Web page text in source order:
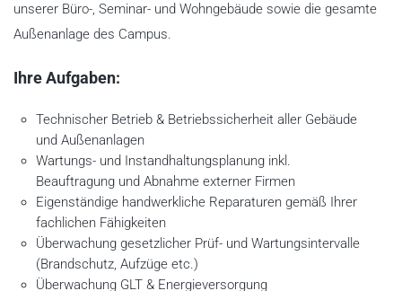
unserer Büro-, Seminar- und Wohngebäude sowie die gesamte
Außenanlage des Campus.
Ihre Aufgaben:
Technischer Betrieb & Betriebssicherheit aller Gebäude
und Außenanlagen
Wartungs- und Instandhaltungsplanung inkl.
Beauftragung und Abnahme externer Firmen
Eigenständige handwerkliche Reparaturen gemäß Ihrer
fachlichen Fähigkeiten
Überwachung gesetzlicher Prüf- und Wartungsintervalle
(Brandschutz, Aufzüge etc.)
Überwachung GLT & Energieversorgung